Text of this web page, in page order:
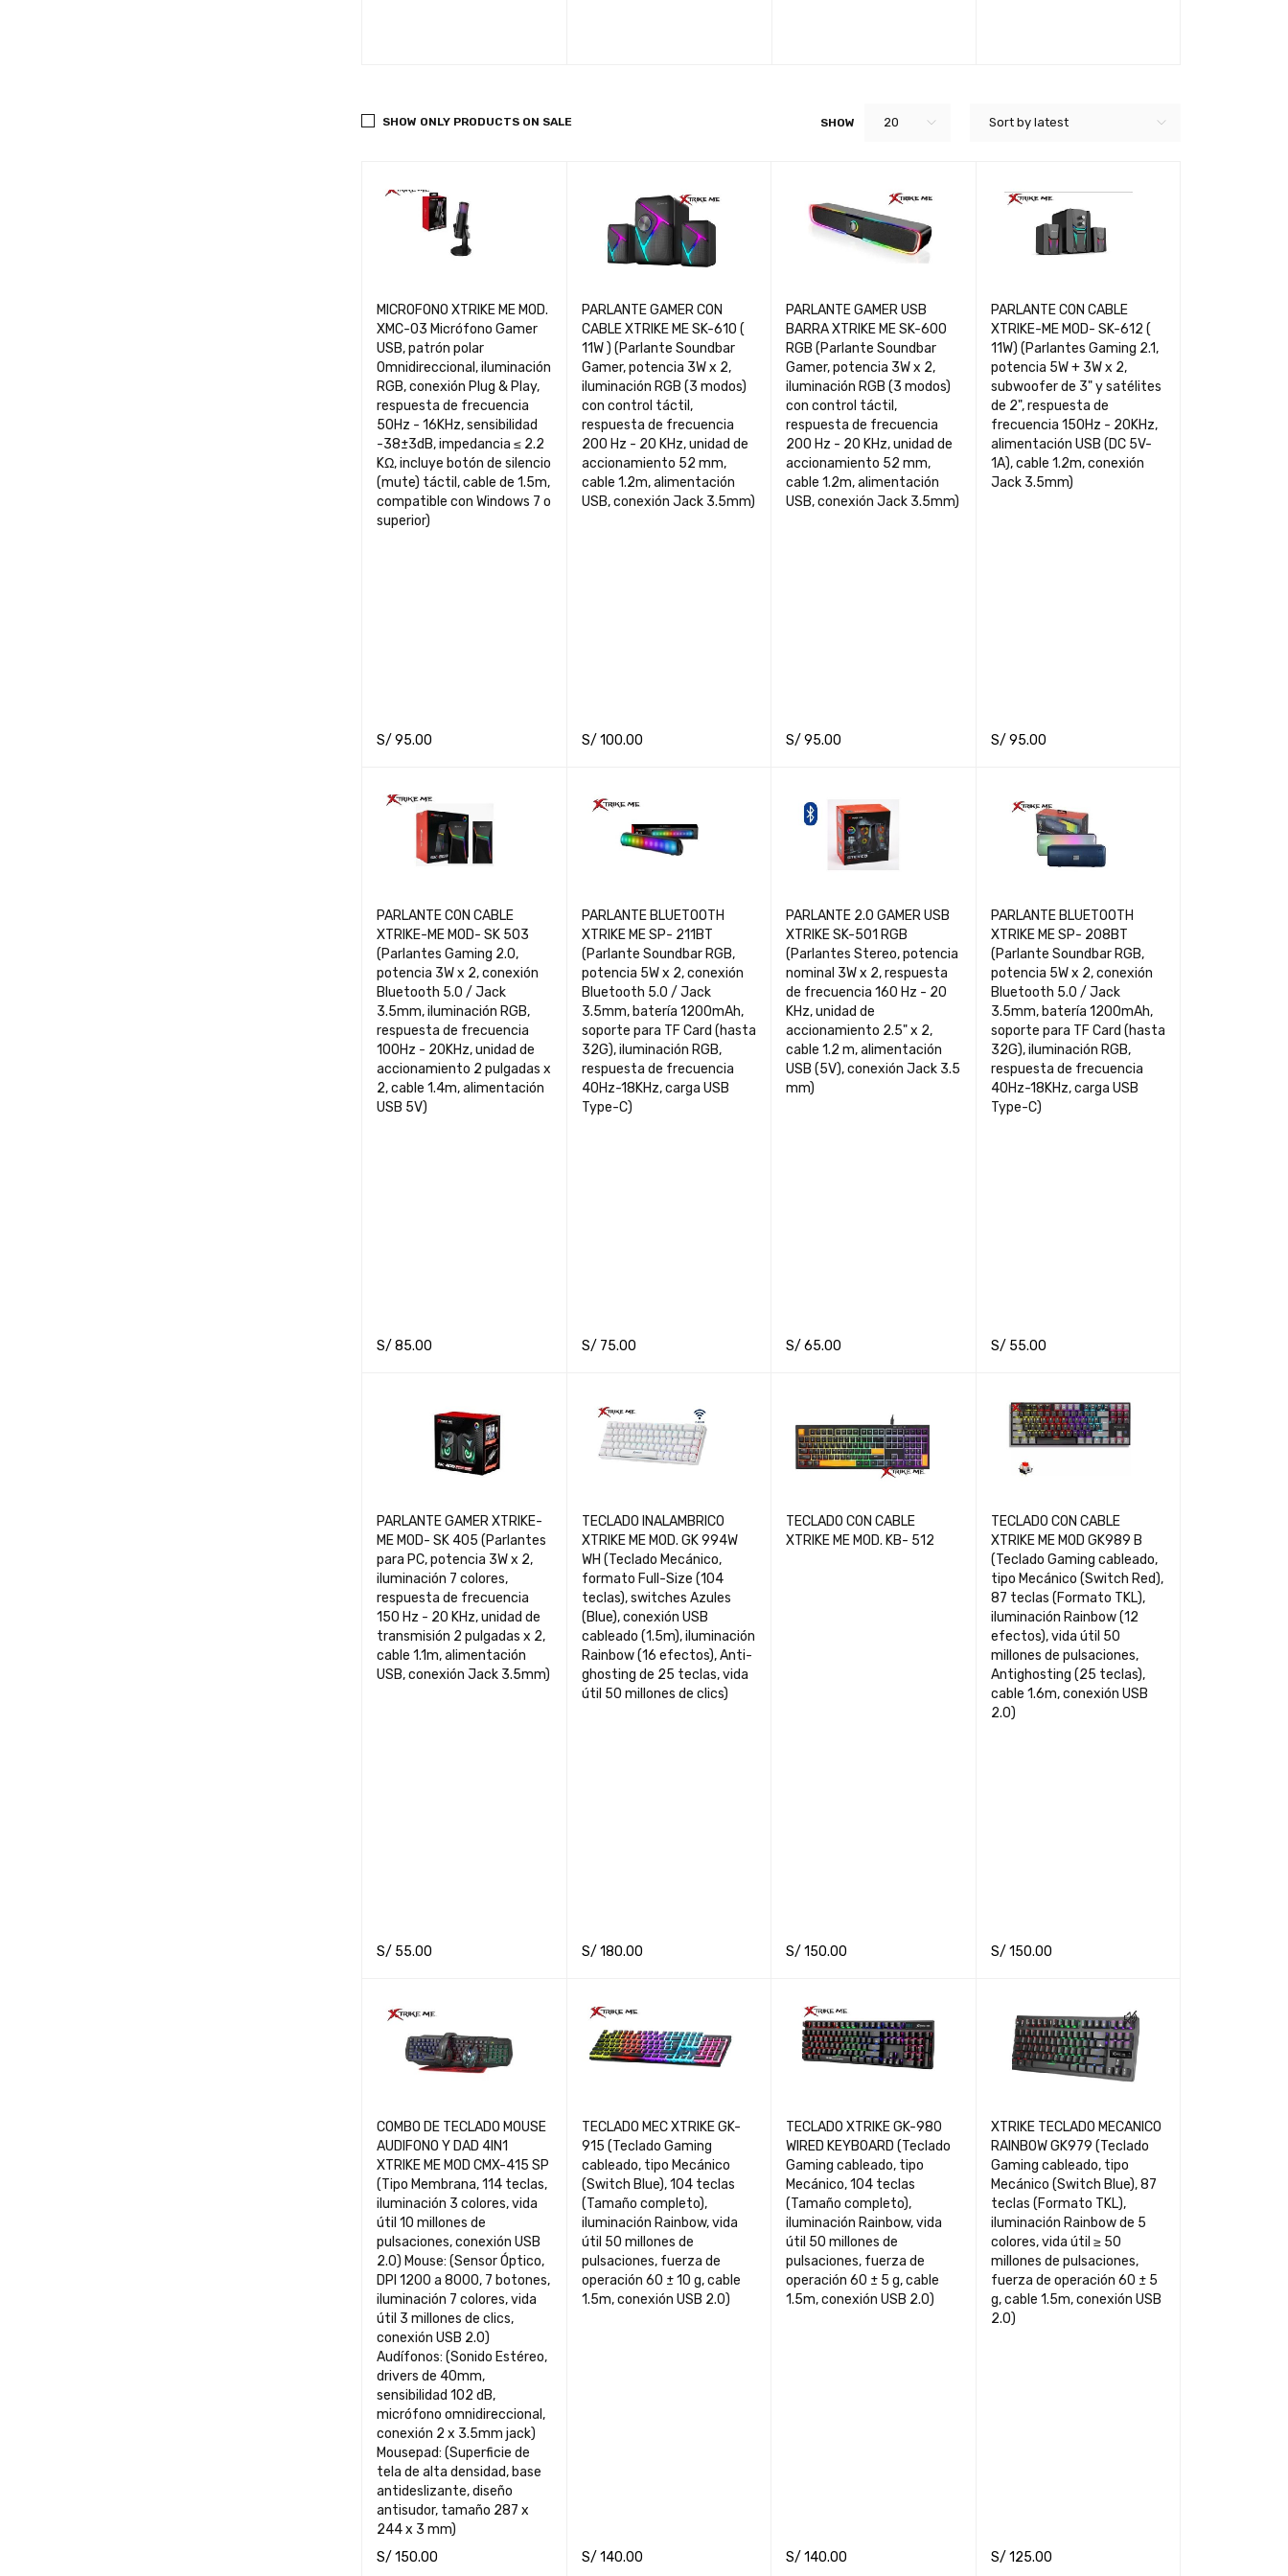
Sort by latest
SHOW 20
SHOW ONLY PRODUCTS ON SALE
MICROFONO XTRIKE ME MOD.
XMC-03 Micrófono Gamer
USB, patrón polar
Omnidireccional, iluminación
RGB, conexión Plug & Play,
respuesta de frecuencia
50Hz - 16KHz, sensibilidad
-38±3dB, impedancia ≤ 2.2
KΩ, incluye botón de silencio
(mute) táctil, cable de 1.5m,
compatible con Windows 7 o
superior)
S/ 95.00
PARLANTE GAMER CON
CABLE XTRIKE ME SK-610 (
11W ) (Parlante Soundbar
Gamer, potencia 3W x 2,
iluminación RGB (3 modos)
con control táctil,
respuesta de frecuencia
200 Hz - 20 KHz, unidad de
accionamiento 52 mm,
cable 1.2m, alimentación
USB, conexión Jack 3.5mm)
S/ 100.00
PARLANTE GAMER USB
BARRA XTRIKE ME SK-600
RGB (Parlante Soundbar
Gamer, potencia 3W x 2,
iluminación RGB (3 modos)
con control táctil,
respuesta de frecuencia
200 Hz - 20 KHz, unidad de
accionamiento 52 mm,
cable 1.2m, alimentación
USB, conexión Jack 3.5mm)
S/ 95.00
PARLANTE CON CABLE
XTRIKE-ME MOD- SK-612 (
11W) (Parlantes Gaming 2.1,
potencia 5W + 3W x 2,
subwoofer de 3" y satélites
de 2", respuesta de
frecuencia 150Hz - 20KHz,
alimentación USB (DC 5V-
1A), cable 1.2m, conexión
Jack 3.5mm)
S/ 95.00
PARLANTE CON CABLE
XTRIKE-ME MOD- SK 503
(Parlantes Gaming 2.0,
potencia 3W x 2, conexión
Bluetooth 5.0 / Jack
3.5mm, iluminación RGB,
respuesta de frecuencia
100Hz - 20KHz, unidad de
accionamiento 2 pulgadas x
2, cable 1.4m, alimentación
USB 5V)
S/ 85.00
PARLANTE BLUETOOTH
XTRIKE ME SP- 211BT
(Parlante Soundbar RGB,
potencia 5W x 2, conexión
Bluetooth 5.0 / Jack
3.5mm, batería 1200mAh,
soporte para TF Card (hasta
32G), iluminación RGB,
respuesta de frecuencia
40Hz-18KHz, carga USB
Type-C)
S/ 75.00
PARLANTE 2.0 GAMER USB
XTRIKE SK-501 RGB
(Parlantes Stereo, potencia
nominal 3W x 2, respuesta
de frecuencia 160 Hz - 20
KHz, unidad de
accionamiento 2.5" x 2,
cable 1.2 m, alimentación
USB (5V), conexión Jack 3.5
mm)
S/ 65.00
PARLANTE BLUETOOTH
XTRIKE ME SP- 208BT
(Parlante Soundbar RGB,
potencia 5W x 2, conexión
Bluetooth 5.0 / Jack
3.5mm, batería 1200mAh,
soporte para TF Card (hasta
32G), iluminación RGB,
respuesta de frecuencia
40Hz-18KHz, carga USB
Type-C)
S/ 55.00
PARLANTE GAMER XTRIKE-
ME MOD- SK 405 (Parlantes
para PC, potencia 3W x 2,
iluminación 7 colores,
respuesta de frecuencia
150 Hz - 20 KHz, unidad de
transmisión 2 pulgadas x 2,
cable 1.1m, alimentación
USB, conexión Jack 3.5mm)
S/ 55.00
TECLADO INALAMBRICO
XTRIKE ME MOD. GK 994W
WH (Teclado Mecánico,
formato Full-Size (104
teclas), switches Azules
(Blue), conexión USB
cableado (1.5m), iluminación
Rainbow (16 efectos), Anti-
ghosting de 25 teclas, vida
útil 50 millones de clics)
S/ 180.00
TECLADO CON CABLE
XTRIKE ME MOD. KB- 512
S/ 150.00
TECLADO CON CABLE
XTRIKE ME MOD GK989 B
(Teclado Gaming cableado,
tipo Mecánico (Switch Red),
87 teclas (Formato TKL),
iluminación Rainbow (12
efectos), vida útil 50
millones de pulsaciones,
Antighosting (25 teclas),
cable 1.6m, conexión USB
2.0)
S/ 150.00
COMBO DE TECLADO MOUSE
AUDIFONO Y DAD 4IN1
XTRIKE ME MOD CMX-415 SP
(Tipo Membrana, 114 teclas,
iluminación 3 colores, vida
útil 10 millones de
pulsaciones, conexión USB
2.0) Mouse: (Sensor Óptico,
DPI 1200 a 8000, 7 botones,
iluminación 7 colores, vida
útil 3 millones de clics,
conexión USB 2.0)
Audífonos: (Sonido Estéreo,
drivers de 40mm,
sensibilidad 102 dB,
micrófono omnidireccional,
conexión 2 x 3.5mm jack)
Mousepad: (Superficie de
tela de alta densidad, base
antideslizante, diseño
antisudor, tamaño 287 x
244 x 3 mm)
S/ 150.00
TECLADO MEC XTRIKE GK-
915 (Teclado Gaming
cableado, tipo Mecánico
(Switch Blue), 104 teclas
(Tamaño completo),
iluminación Rainbow, vida
útil 50 millones de
pulsaciones, fuerza de
operación 60 ± 10 g, cable
1.5m, conexión USB 2.0)
S/ 140.00
TECLADO XTRIKE GK-980
WIRED KEYBOARD (Teclado
Gaming cableado, tipo
Mecánico, 104 teclas
(Tamaño completo),
iluminación Rainbow, vida
útil 50 millones de
pulsaciones, fuerza de
operación 60 ± 5 g, cable
1.5m, conexión USB 2.0)
S/ 140.00
XTRIKE TECLADO MECANICO
RAINBOW GK979 (Teclado
Gaming cableado, tipo
Mecánico (Switch Blue), 87
teclas (Formato TKL),
iluminación Rainbow de 5
colores, vida útil ≥ 50
millones de pulsaciones,
fuerza de operación 60 ± 5
g, cable 1.5m, conexión USB
2.0)
S/ 125.00